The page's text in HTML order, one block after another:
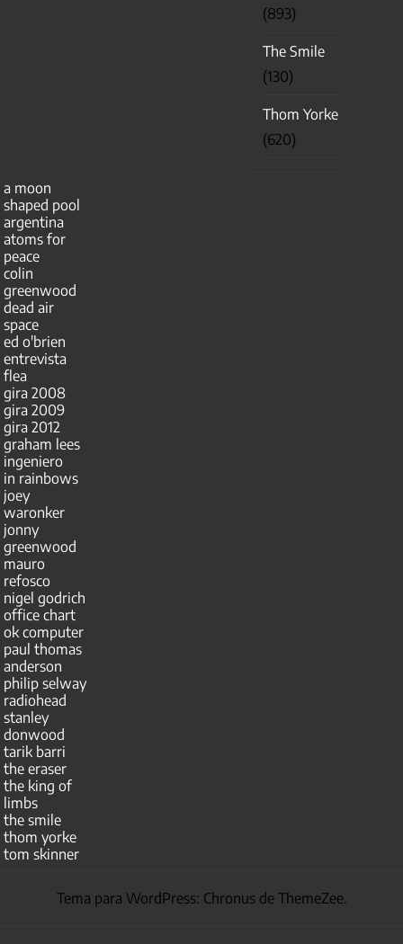
(893)
The Smile
(130)
Thom Yorke
(620)
a moon
shaped pool
argentina
atoms for
peace
colin
greenwood
dead air
space
ed o'brien
entrevista
flea
gira 2008
gira 2009
gira 2012
graham lees
ingeniero
in rainbows
joey
waronker
jonny
greenwood
mauro
refosco
nigel godrich
office chart
ok computer
paul thomas
anderson
philip selway
radiohead
stanley
donwood
tarik barri
the eraser
the king of
limbs
the smile
thom yorke
tom skinner
Tema para WordPress: Chronus de ThemeZee.